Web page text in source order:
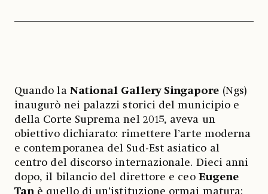
Quando la National Gallery Singapore (Ngs)
inaugurò nei palazzi storici del municipio e
della Corte Suprema nel 2015, aveva un
obiettivo dichiarato: rimettere l’arte moderna
e contemporanea del Sud-Est asiatico al
centro del discorso internazionale. Dieci anni
dopo, il bilancio del direttore e ceo Eugene
Tanè quello di un’istituzione ormai matura: